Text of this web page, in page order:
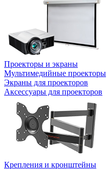
Проекторы и экраны
Мультимедийные проекторы
Экраны для проекторов
Аксессуары для проекторов
Крепления и кронштейны